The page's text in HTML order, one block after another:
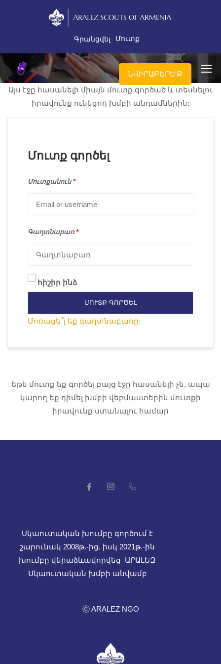
Գրանցվել Մուտք
ՆՎԻՐԱԲԵՐԵ'Ք
Այս էջը հասանելի միայն մուտք գործած և տեսնելու
իրավունք ունեցող խմբի անդամներին:
Մուտք գործել
Մուտքանուն*
Գաղտնաբառ *
հիշիր ինձ
ՄՈՒՏՔ ԳՈՐԾԵԼ
Մոռացե՞լ եք գաղտնաբառը:
Եթե մուտք եք գործել բայց էջը հասանելի չե, ապա
կարող եք դիմել խմբի վեբմաստերին մուտքի
իրավունք ստանալու համար
Սկաուտական խումբը գործում է
շարունակ 2008թ.-ից, իսկ 2021թ.-ին
խումբը վերաձևավորվեց ԱՐԱԼԵԶ
Սկաուտական խմբի անվամբ
Ⓒ ARALEZ NGO